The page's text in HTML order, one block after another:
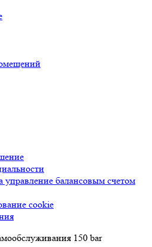
балансовым счетом
cookie
150 bar